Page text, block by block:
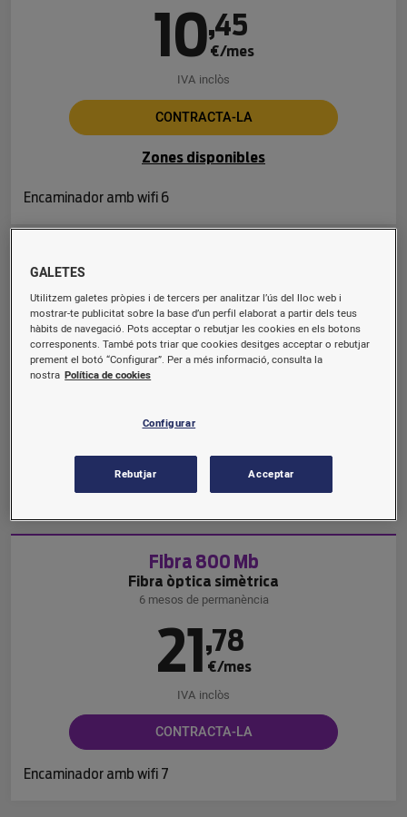
10,45
€/mes
IVA inclòs
CONTRACTA-LA
Zones disponibles
Encaminador amb wifi 6
Fibra òptica simètrica
6 mesos de permanència
16,94
Fibra 800 Mb
Fibra òptica simètrica
6 mesos de permanència
21,78
€/mes
IVA inclòs
CONTRACTA-LA
Encaminador amb wifi 7
GALETES
Utilitzem galetes pròpies i de tercers per analitzar l’ús del lloc web i
mostrar-te publicitat sobre la base d’un perfil elaborat a partir dels teus
hàbits de navegació. Pots acceptar o rebutjar les cookies en els botons
corresponents. També pots triar que cookies desitges acceptar o rebutjar
prement el botó “Configurar”. Per a més informació, consulta la
nostra Política de cookies
Configurar
Rebutjar Acceptar